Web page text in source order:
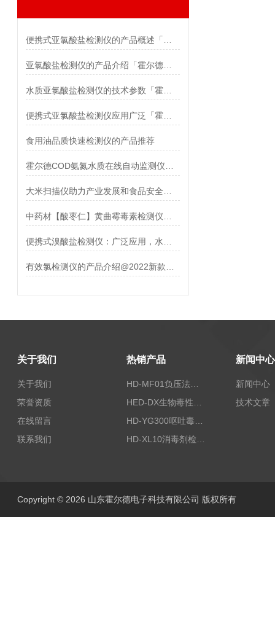
食用油品质快速检测仪的产品推荐
关于我们
关于我们
荣誉资质
在线留言
联系我们
热销产品
HD-MF01负压法密封性测试仪
新闻中心
新闻中心
技术文章
Copyright © 2026 山东霍尔德电子科技有限公司 版权所有